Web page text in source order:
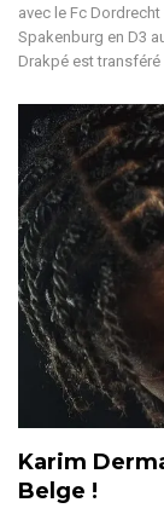
avec le Fc
Spakenburg en D3
Drakpé est
Karim
Belge !